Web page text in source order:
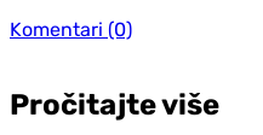
Komentari (0)
Pročitajte više